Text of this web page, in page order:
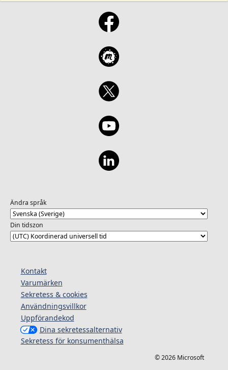
Ändra språk
Din tidszon
Kontakt
Varumärken
Sekretess & cookies
Användningsvillkor
Uppförandekod
Dina sekretessalternativ
Sekretess för konsumenthälsa
© 2026 Microsoft